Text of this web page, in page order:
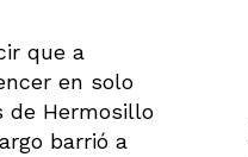
que a
en solo
de Hermosillo
barrió a